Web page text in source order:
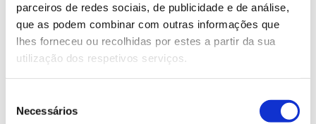
parceiros de redes sociais, de publicidade e de análise,
que as podem combinar com outras informações que
lhes forneceu ou recolhidas por estes a partir da sua
utilização dos respetivos serviços.
Necessários
13.07.2026
Genoma do priolo e de outras espécies em risco:
conhecer para conservar